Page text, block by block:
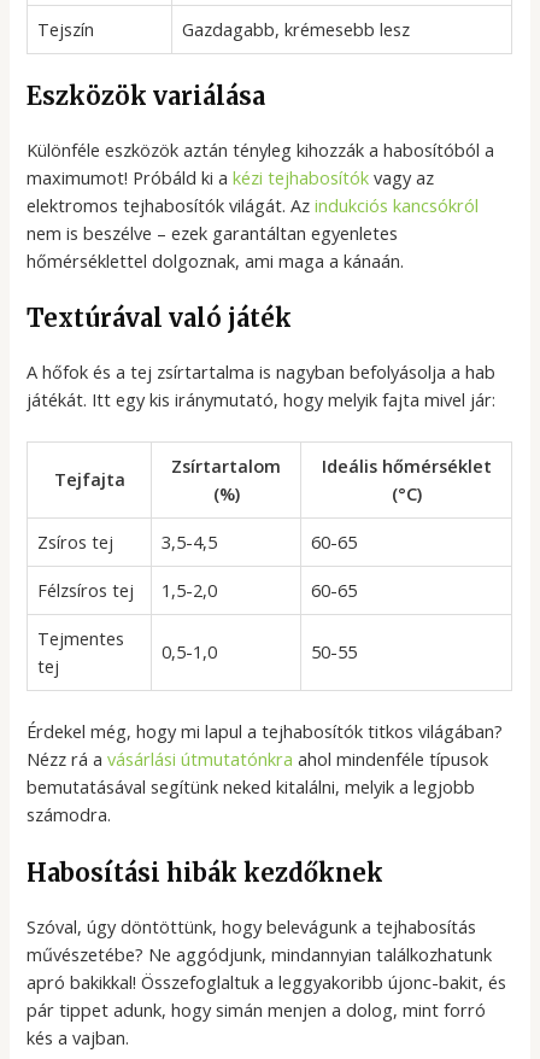
Tejszín
Gazdagabb, krémesebb lesz
Eszközök variálása
Különféle eszközök aztán tényleg kihozzák a habosítóból a
maximumot! Próbáld ki akézi tejhabosítók vagy az
elektromos tejhabosítók világát. Azindukciós kancsókról
nem is beszélve – ezek garantáltan egyenletes
hőmérséklettel dolgoznak, ami maga a kánaán.
Textúrával való játék
A hőfok és a tej zsírtartalma is nagyban befolyásolja a hab
játékát. Itt egy kis iránymutató, hogy melyik fajta mivel jár:
Tejfajta
Zsírtartalom
(%)
Ideális hőmérséklet
(°C)
Zsíros tej
3,5-4,5
60-65
Félzsíros tej
1,5-2,0
60-65
Tejmentes
tej
0,5-1,0 50-55
Érdekel még, hogy mi lapul a tejhabosítók titkos világában?
Nézz rá avásárlási útmutatónkra ahol mindenféle típusok
bemutatásával segítünk neked kitalálni, melyik a legjobb
számodra.
Habosítási hibák kezdőknek
Szóval, úgy döntöttünk, hogy belevágunk a tejhabosítás
művészetébe? Ne aggódjunk, mindannyian találkozhatunk
apró bakikkal! Összefoglaltuk a leggyakoribb újonc-bakit, és
pár tippet adunk, hogy simán menjen a dolog, mint forró
kés a vajban.